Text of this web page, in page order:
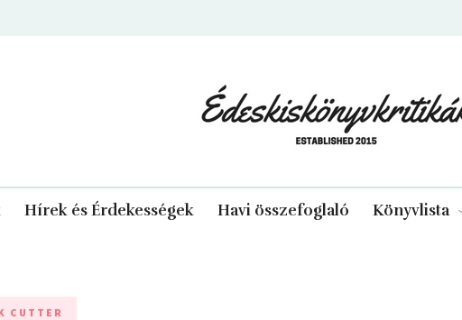
Hírek és Érdekességek Havi összefoglaló Könyvlista
CUTTER